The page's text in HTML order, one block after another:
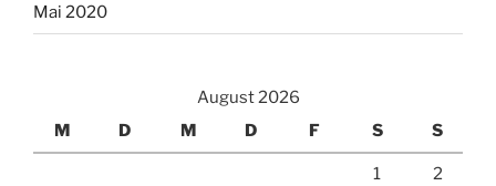
Mai 2020
August 2026
M
D M D F S S
1 2